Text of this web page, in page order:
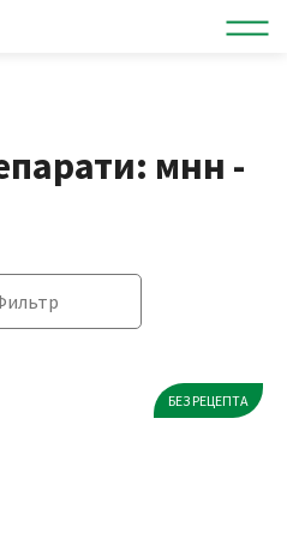
мнн -
БЕЗ РЕЦЕПТА